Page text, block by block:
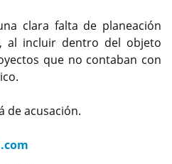
clara falta de planeación
al incluir dentro del objeto
que no contaban con
de acusación.